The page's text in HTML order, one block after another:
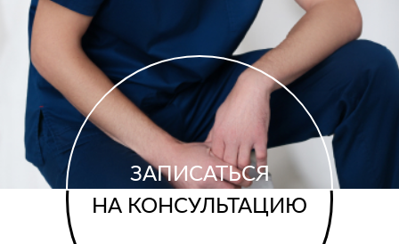
ЗАПИСАТЬСЯ
НА КОНСУЛЬТАЦИЮ